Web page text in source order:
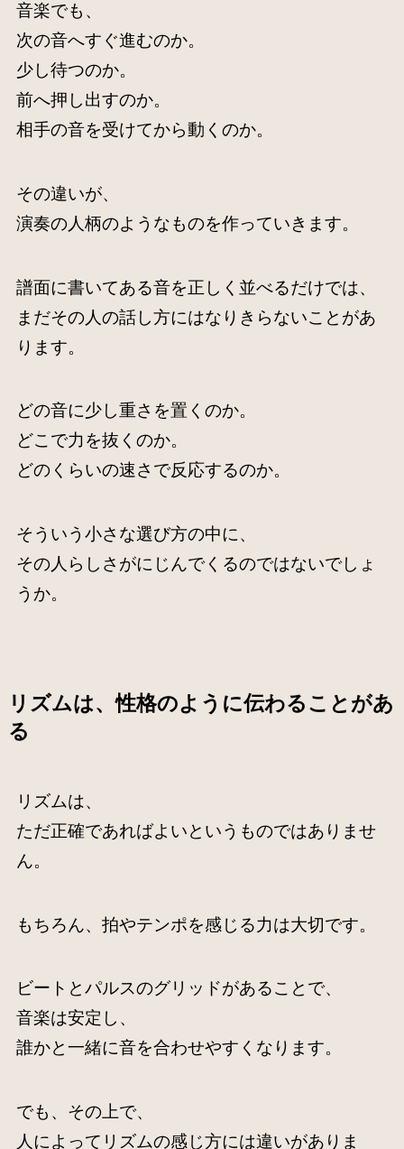
音楽でも、
次の音へすぐ進むのか。
少し待つのか。
前へ押し出すのか。
相手の音を受けてから動くのか。
その違いが、
演奏の人柄のようなものを作っていきます。
譜面に書いてある音を正しく並べるだけでは、
まだその人の話し方にはなりきらないことがあ
ります。
どの音に少し重さを置くのか。
どこで力を抜くのか。
どのくらいの速さで反応するのか。
そういう小さな選び方の中に、
その人らしさがにじんでくるのではないでしょ
うか。
リズムは、性格のように伝わることがあ
る
リズムは、
ただ正確であればよいというものではありませ
ん。
もちろん、拍やテンポを感じる力は大切です。
ビートとパルスのグリッドがあることで、
音楽は安定し、
誰かと一緒に音を合わせやすくなります。
でも、その上で、
人によってリズムの感じ方には違いがありま